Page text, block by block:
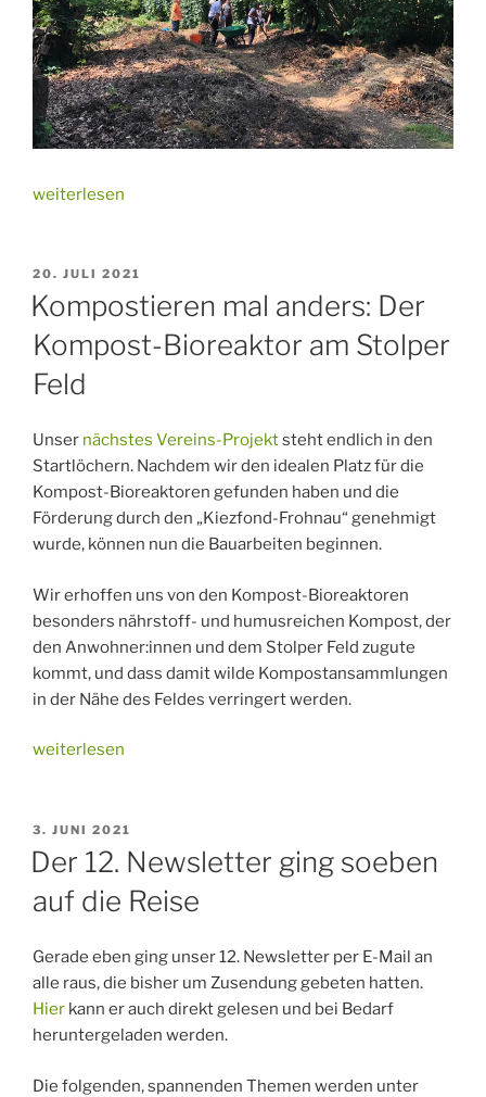
„Update
weiterlesen
VERÖFFENTLICHT
AM
20. JULI 2021
Kompostieren mal anders: Der
Kompost-Bioreaktor am Stolper
Feld
Unser nächstes Vereins-Projektsteht endlich in den
Startlöchern. Nachdem wir den idealen Platz für die
Kompost-Bioreaktoren gefunden haben und die
Förderung durch den „Kiezfond-Frohnau“ genehmigt
wurde, können nun die Bauarbeiten beginnen.
Wir erhoffen uns von den Kompost-Bioreaktoren
besonders nährstoff- und humusreichen Kompost, der
den Anwohner:innen und dem Stolper Feld zugute
kommt, und dass damit wilde Kompostansammlungen
in der Nähe des Feldes verringert werden.
„Kompostieren
Der
Kompost-
Bioreaktor
am
Feld“
weiterlesen
VERÖFFENTLICHT
AM
3. JUNI 2021
Der 12. Newsletter ging soeben
auf die Reise
Gerade eben ging unser 12. Newsletter per E-Mail an
alle raus, die bisher um Zusendung gebeten hatten.
Hier kann er auch direkt gelesen und bei Bedarf
heruntergeladen werden.
Die folgenden, spannenden Themen werden unter